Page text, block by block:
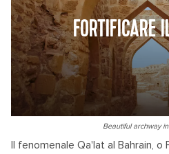
FORTIFICARE
Beautiful archway
Il fenomenale Qa'lat al Bahrain, o